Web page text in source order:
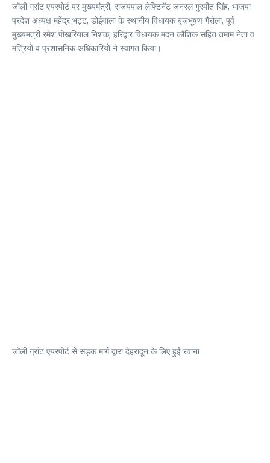
जॉली ग्रांट एयरपोर्ट पर मुख्यमंत्री, राजयपाल लेफ्टिनेंट जनरल गुरमीत सिंह, भाजपा
प्रदेश अध्यक्ष महेंद्र भट्ट, डोईवाला के स्थानीय विधायक बृजभूषण गैरोला, पूर्व
मुख्यमंत्री रमेश पोखरियाल निशंक, हरिद्वार विधायक मदन कौशिक सहित तमाम नेता व
मंत्रियों व प्रशासनिक अधिकारियो ने स्वागत किया।
जॉली ग्रांट एयरपोर्ट से सड़क मार्ग द्वारा देहरादून के लिए हुई रवाना